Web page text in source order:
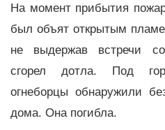
На момент прибытия
был объят открытым
не выдержав встречи
сгорел дотла. Под
огнеборцы обнаружили
дома. Она погибла.